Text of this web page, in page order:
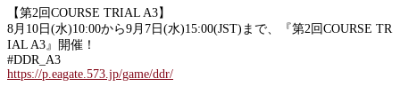
【第2回COURSE TRIAL A3】
8月10日(水)10:00から9月7日(水)15:00(JST)まで、『第2回COURSE TR
IAL A3』開催！
#DDR_A3
https://p.eagate.573.jp/game/ddr/